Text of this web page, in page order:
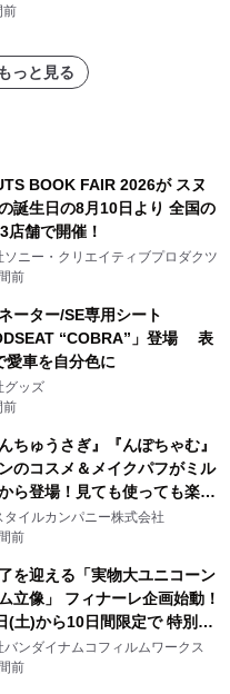
前
っと見る
BOOK FAIR 2026が スヌ
誕生日の8月10日より 全国の
店舗で開催！
ソニー・クリエイティブプロダクツ
前
ーター/SE専用シート
“COBRA”」登場 表
愛車を自分色に
グッズ
前
ちゅうさぎ』『んぽちゃむ』
のコスメ＆メイクパフがミル
ら登場！見ても使っても楽し
プでキュートなコレクショ
タイルカンパニー株式会社
前
を迎える「実物大ユニコーン
立像」 フィナーレ企画始動！
(土)から10日間限定で 特別映
GUNDAM Statue ―
POSSIBILITY ―』を上映！
バンダイナムコフィルムワークス
前